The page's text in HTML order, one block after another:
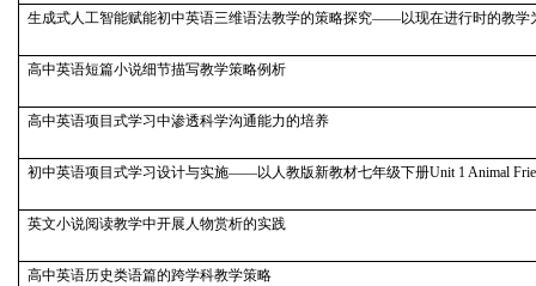
生成式人工智能赋能初中英语三维语法教学的策略探究——以现在进行时的教学
高中英语短篇小说细节描写教学策略例析
高中英语项目式学习中渗透科学沟通能力的培养
初中英语项目式学习设计与实施——以人教版新教材七年级下册Unit 1 Animal
英文小说阅读教学中开展人物赏析的实践
高中英语历史类语篇的跨学科教学策略